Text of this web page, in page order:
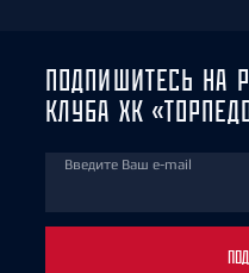
ПОДПИШИТЕСЬ НА
КЛУБА ХК
Введите Ваш e-mail